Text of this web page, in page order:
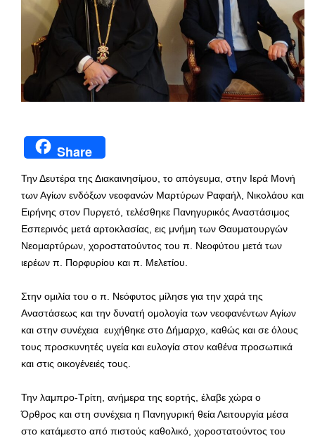
Share
Την Δευτέρα της Διακαινησίμου, το απόγευμα, στην Ιερά Μονή
των Αγίων ενδόξων νεοφανών Μαρτύρων Ραφαήλ, Νικολάου και
Ειρήνης στον Πυργετό, τελέσθηκε Πανηγυρικός Αναστάσιμος
Εσπερινός μετά αρτοκλασίας, εις μνήμη των Θαυματουργών
Νεομαρτύρων, χοροστατούντος του π. Νεοφύτου μετά των
ιερέων π. Πορφυρίου και π. Μελετίου.
Στην ομιλία του ο π. Νεόφυτος μίλησε για την χαρά της
Αναστάσεως και την δυνατή ομολογία των νεοφανέντων Αγίων
και στην συνέχεια ευχήθηκε στο Δήμαρχο, καθώς και σε όλους
τους προσκυνητές υγεία και ευλογία στον καθένα προσωπικά
και στις οικογένειές τους.
Την λαμπρο-Τρίτη, ανήμερα της εορτής, έλαβε χώρα ο
Όρθρος και στη συνέχεια η Πανηγυρική θεία Λειτουργία μέσα
στο κατάμεστο από πιστούς καθολικό, χοροστατούντος του